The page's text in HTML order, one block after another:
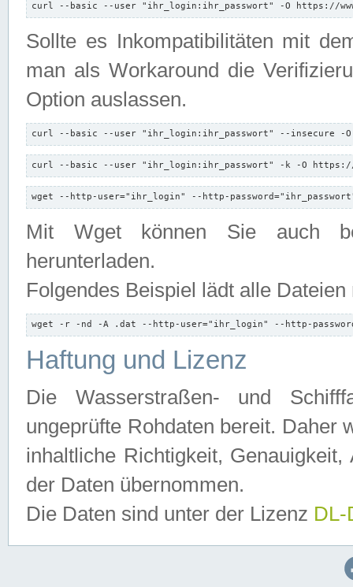
curl --basic --user "ihr_login:ihr_passwort" -O https://
Sollte es Inkompatibilitäten mit
man als Workaround die
Option auslassen.
curl --basic --user "ihr_login:ihr_passwort" --insecure -
curl --basic --user "ihr_login:ihr_passwort" -k -O https://
wget --http-user="ihr_login" --http-
Mit Wget können Sie auch
herunterladen.
Folgendes Beispiel lädt alle
wget -r -nd -A .dat --http-user="ihr_login" --http-
Haftung und Lizenz
Die Wasserstraßen- und
ungeprüfte Rohdaten bereit. Daher
inhaltliche Richtigkeit,
der Daten übernommen.
Die Daten sind unter der Lizenz